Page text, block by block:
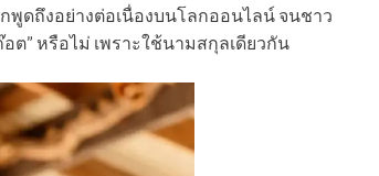
พูดถึงอย่างต่อเนื่องบนโลกออนไลน์ จนชาว
ต” หรือไม่ เพราะใช้นามสกุลเดียวกัน